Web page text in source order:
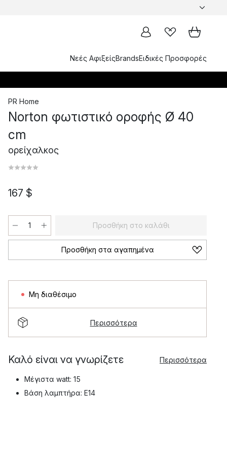
Νεές ΑφιξείςBrandsΕιδικές Προσφορές
PR Home
Norton φωτιστικό οροφής Ø 40
cm
ορείχαλκος
167 $
Προσθήκη στο καλάθι
Προσθήκη στα αγαπημένα
Μη διαθέσιμο
Περισσότερα
Καλό είναι να γνωρίζετε Περισσότερα
Μέγιστα watt: 15
Βάση λαμπτήρα: E14